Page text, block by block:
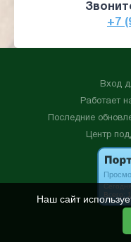
Наш сайт
+7
Вход
Работает
Последние
Центр